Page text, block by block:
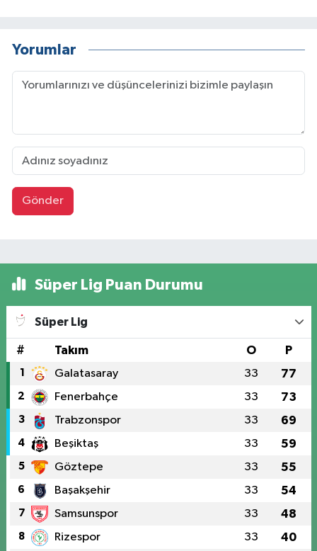
Yorumlar
Gönder
Süper Lig Puan Durumu
Süper Lig
# Takım O P
1 Galatasaray 33 77
2 Fenerbahçe 33 73
3 Trabzonspor 33 69
4 Beşiktaş 33 59
5 Göztepe 33 55
6 Başakşehir 33 54
7 Samsunspor 33 48
8 Rizespor 33 40